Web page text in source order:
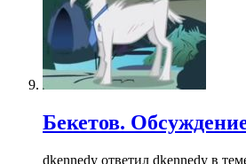
Бекетов.
dkennedy ответил dkennedy в